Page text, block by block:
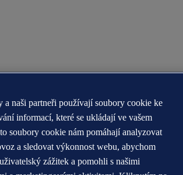
a naši partneři používají soubory cookie ke
informací, které se ukládají ve vašem
soubory cookie nám pomáhají analyzovat
a sledovat výkonnost webu, abychom
zážitek a pomohli s našimi